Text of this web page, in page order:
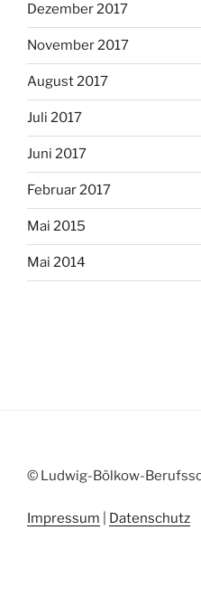
Dezember 2017
November 2017
August 2017
Juli 2017
Juni 2017
Februar 2017
Mai 2015
Mai 2014
© Ludwig-Bölkow-
Impressum Datenschutz